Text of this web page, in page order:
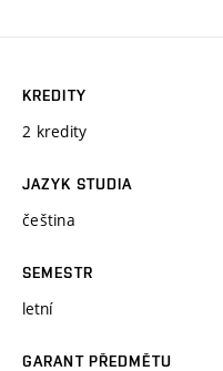
KREDITY
2 kredity
JAZYK STUDIA
čeština
SEMESTR
letní
GARANT PŘEDMĚTU